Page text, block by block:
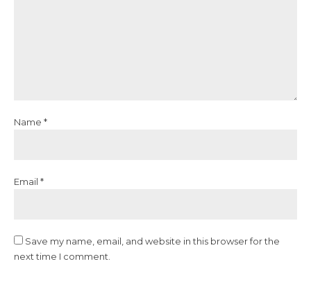
Name *
Email *
Save my name, email, and website in this browser for the
next time I comment.